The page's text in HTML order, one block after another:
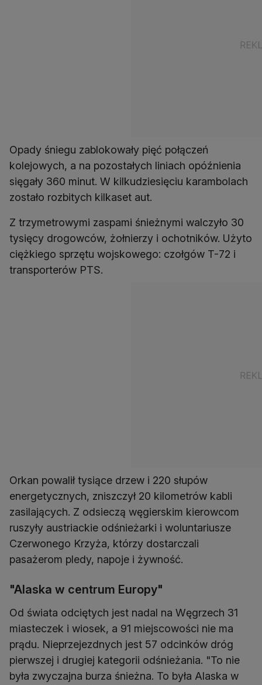
Opady śniegu zablokowały pięć połączeń
kolejowych, a na pozostałych liniach opóźnienia
sięgały 360 minut. W kilkudziesięciu karambolach
zostało rozbitych kilkaset aut.
Z trzymetrowymi zaspami śnieżnymi walczyło 30
tysięcy drogowców, żołnierzy i ochotników. Użyto
ciężkiego sprzętu wojskowego: czołgów T-72 i
transporterów PTS.
Orkan powalił tysiące drzew i 220 słupów
energetycznych, zniszczył 20 kilometrów kabli
zasilających. Z odsieczą węgierskim kierowcom
ruszyły austriackie odśnieżarki i woluntariusze
Czerwonego Krzyża, którzy dostarczali
pasażerom pledy, napoje i żywność.
"Alaska w centrum Europy"
Od świata odciętych jest nadal na Węgrzech 31
miasteczek i wiosek, a 91 miejscowości nie ma
prądu. Nieprzejezdnych jest 57 odcinków dróg
pierwszej i drugiej kategorii odśnieżania. "To nie
była zwyczajna burza śnieżna. To była Alaska w